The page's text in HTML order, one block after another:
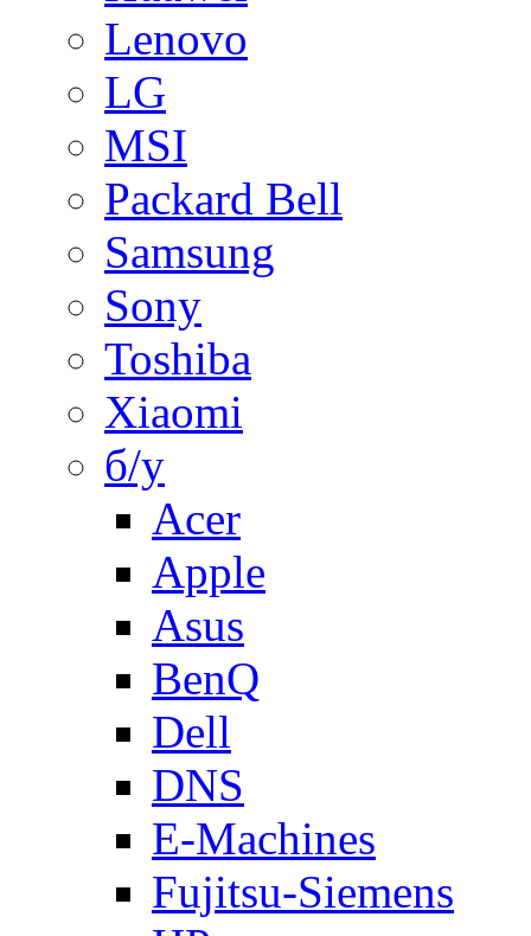
Lenovo
LG
MSI
Packard Bell
Samsung
Sony
Toshiba
Xiaomi
б/у
Acer
Apple
Asus
BenQ
Dell
DNS
E-Machines
Fujitsu-Siemens